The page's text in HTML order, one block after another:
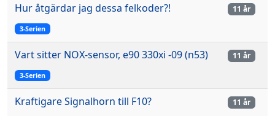
Hur åtgärdar jag dessa felkoder?!
3-Serien
11 år
Vart sitter NOX-sensor, e90 330xi -09 (n53)
3-Serien
11 år
Kraftigare Signalhorn till F10? 11 år